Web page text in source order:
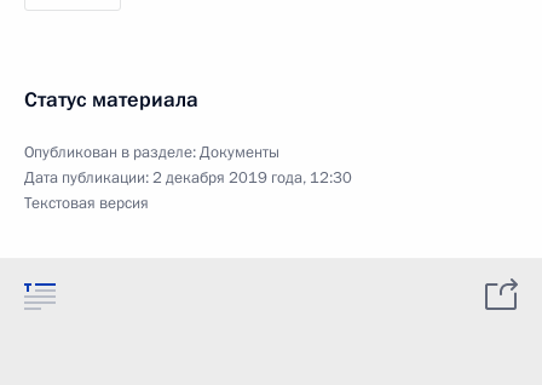
Статус материала
Опубликован в разделе:Документы
Дата публикации:2 декабря 2019 года, 12:30
Текстовая версия